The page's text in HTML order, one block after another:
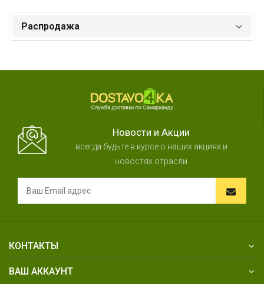
Распродажа
Новости и Акции
всегда будьте в курсе о наших акциях и
новостях отрасли
КОНТАКТЫ
ВАШ АККАУНТ